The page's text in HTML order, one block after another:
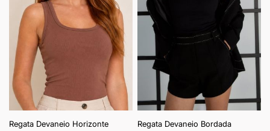
Regata Devaneio Horizonte
Regata Devaneio Bordada